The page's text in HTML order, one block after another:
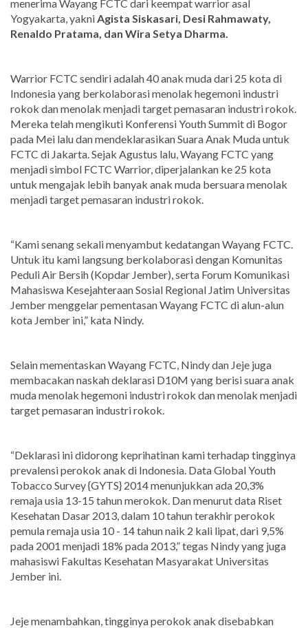
menerima Wayang FCTC dari keempat warrior asal
Yogyakarta, yakni Agista Siskasari, Desi Rahmawaty,
Renaldo Pratama, dan Wira Setya Dharma.
Warrior FCTC sendiri adalah 40 anak muda dari 25 kota di
Indonesia yang berkolaborasi menolak hegemoni industri
rokok dan menolak menjadi target pemasaran industri rokok.
Mereka telah mengikuti Konferensi Youth Summit di Bogor
pada Mei lalu dan mendeklarasikan Suara Anak Muda untuk
FCTC di Jakarta. Sejak Agustus lalu, Wayang FCTC yang
menjadi simbol FCTC Warrior, diperjalankan ke 25 kota
untuk mengajak lebih banyak anak muda bersuara menolak
menjadi target pemasaran industri rokok.
“Kami senang sekali menyambut kedatangan Wayang FCTC.
Untuk itu kami langsung berkolaborasi dengan Komunitas
Peduli Air Bersih (Kopdar Jember), serta Forum Komunikasi
Mahasiswa Kesejahteraan Sosial Regional Jatim Universitas
Jember menggelar pementasan Wayang FCTC di alun-alun
kota Jember ini,” kata Nindy.
Selain mementaskan Wayang FCTC, Nindy dan Jeje juga
membacakan naskah deklarasi D10M yang berisi suara anak
muda menolak hegemoni industri rokok dan menolak menjadi
target pemasaran industri rokok.
“Deklarasi ini didorong keprihatinan kami terhadap tingginya
prevalensi perokok anak di Indonesia. Data Global Youth
Tobacco Survey {GYTS} 2014 menunjukkan ada 20,3%
remaja usia 13-15 tahun merokok. Dan menurut data Riset
Kesehatan Dasar 2013, dalam 10 tahun terakhir perokok
pemula remaja usia 10 - 14 tahun naik 2 kali lipat, dari 9,5%
pada 2001 menjadi 18% pada 2013,” tegas Nindy yang juga
mahasiswi Fakultas Kesehatan Masyarakat Universitas
Jember ini.
Jeje menambahkan, tingginya perokok anak disebabkan